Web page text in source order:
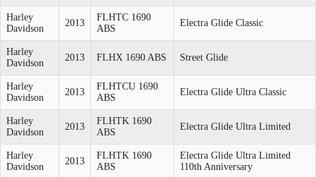
Harley
Davidson
2013
FLHTC 1690
ABS
Electra Glide Classic
Harley
Davidson
2013 FLHX 1690 ABS Street Glide
Harley
Davidson
2013
FLHTCU 1690
ABS
Electra Glide Ultra Classic
Harley
Davidson
2013
FLHTK 1690
ABS
Electra Glide Ultra Limited
Harley
Davidson
2013
FLHTK 1690
ABS
Electra Glide Ultra Limited
110th Anniversary